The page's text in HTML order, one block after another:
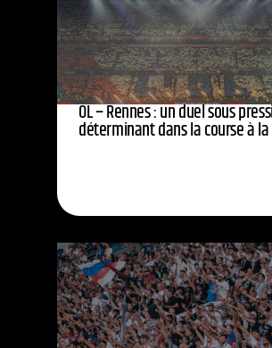
OL – Rennes : un duel sous
déterminant dans la course à la